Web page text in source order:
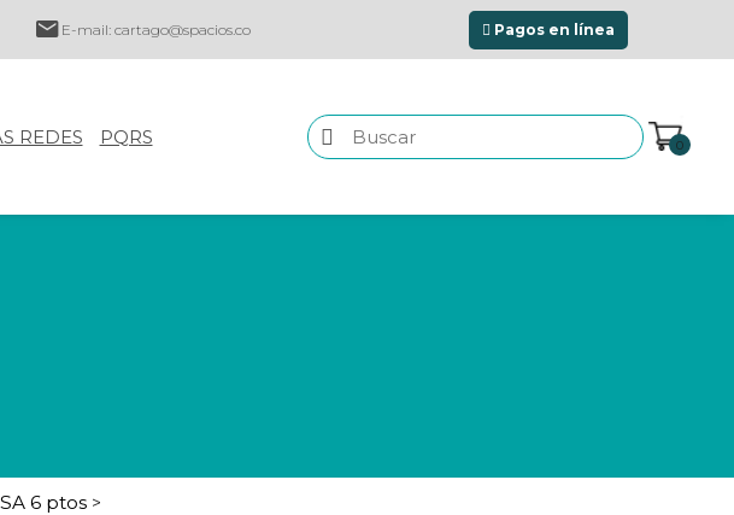
E-mail:cartago@spacios.co Pagos en línea
REDES PQRS 0
6 ptos >